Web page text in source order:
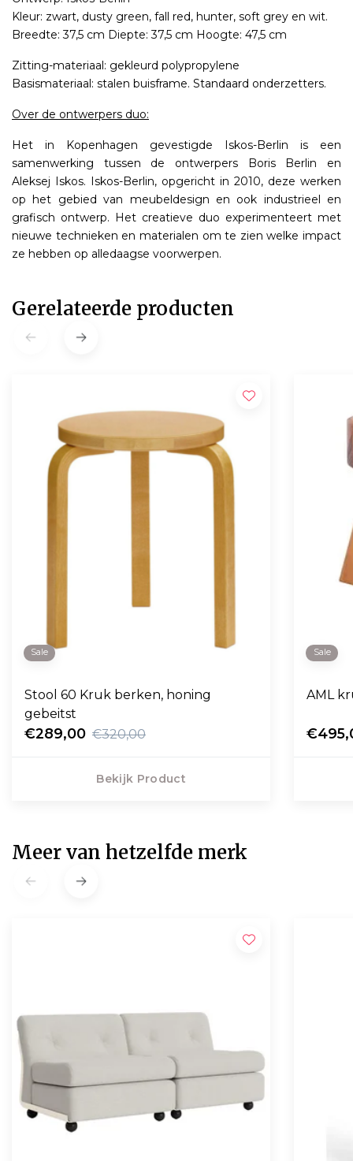
Kleur: zwart, dusty green, fall red, hunter, soft grey en wit.
Breedte: 37,5 cm Diepte: 37,5 cm Hoogte: 47,5 cm
Zitting-materiaal: gekleurd polypropylene
Basismateriaal: stalen buisframe. Standaard onderzetters.
Over de ontwerpers duo:
Het in Kopenhagen gevestigde Iskos-Berlin is een
samenwerking tussen de ontwerpers Boris Berlin en
Aleksej Iskos. Iskos-Berlin, opgericht in 2010, deze werken
op het gebied van meubeldesign en ook industrieel en
grafisch ontwerp. Het creatieve duo experimenteert met
nieuwe technieken en materialen om te zien welke impact
ze hebben op alledaagse voorwerpen.
Gerelateerde producten
Sale
Stool 60 Kruk berken, honing
gebeitst
€289,00 €320,00
Bekijk Product
Sale
AML
Meer van hetzelfde merk